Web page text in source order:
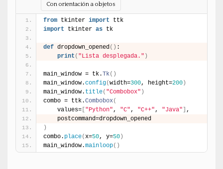
Con orientación a objetos
from tkinter import ttk
import tkinter as tk
def dropdown_opened( ) :
print ( "Lista desplegada." )
main_window = tk.Tk( )
main_window.config(width=300, height=200)
main_window. title( "Combobox" )
combo = ttk.Combobox(
    values=
["Python", "C", "C++", "Java"] ,
    postcommand=dropdown_opened
)
combo. place(x=50, y=50)
main_window.mainloop( )